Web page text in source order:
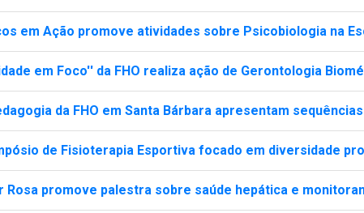
em Ação promove atividades sobre Psicobiologia na
em Foco'' da FHO realiza ação de Gerontologia
da FHO em Santa Bárbara apresentam
de Fisioterapia Esportiva focado em diversidade
Rosa promove palestra sobre saúde hepática e